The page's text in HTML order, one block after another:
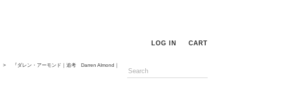
LOG IN CART
> 『ダレン・アーモンド｜追考 Darren Almond｜